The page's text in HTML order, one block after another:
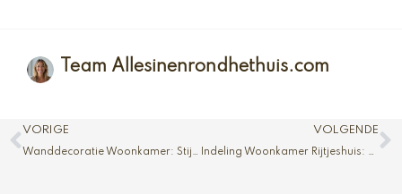
Team Allesinenrondhethuis.com
Vorige
VORIGE
Wanddecoratie Woonkamer: Stijl en Sfeer
VOLGENDE
Indeling Woonkamer Rijtjeshuis: Handige Ideeën